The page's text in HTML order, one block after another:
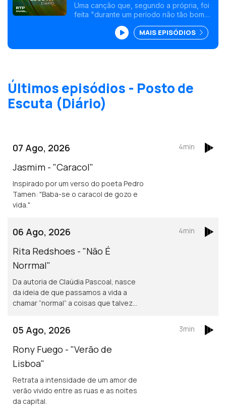
Uma canção que, segundo a própria, foi
feita "durante um período não tão bom
músicas pop felizes para contrariar a
vontade de querer ficar triste."<br />
MAIS EPISÓDIOS
Últimos episódios - Posto de
Escuta (Diário)
07 Ago, 2026
Jasmim - "Caracol"
Inspirado por um verso do poeta Pedro
Tamen: "Baba-se o caracol de gozo e
vida."
4min
06 Ago, 2026
Rita Redshoes - "Não É
Norrmal"
Da autoria de Claúdia Pascoal, nasce
da ideia de que passamos a vida a
chamar “normal” a coisas que talvez
4min
05 Ago, 2026
Rony Fuego - "Verão de
Lisboa"
Retrata a intensidade de um amor de
verão vivido entre as ruas e as noites
da capital.
3min